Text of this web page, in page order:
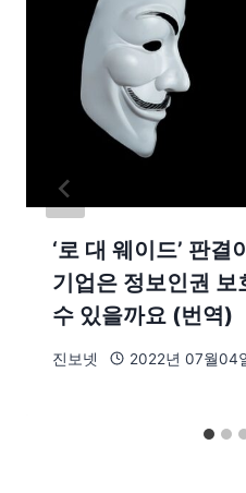
‘로 대 웨이드’ 판
기업은 정보인권
수 있을까요 (번역)
진보넷 2022년 07월04